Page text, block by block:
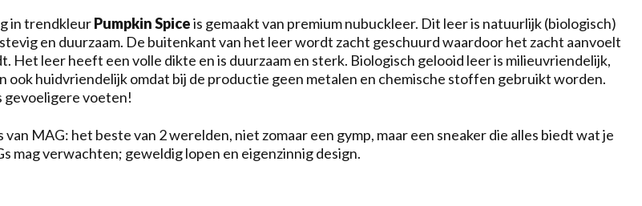
in trendkleurPumpkin Spiceis gemaakt van premium nubuckleer. Dit leer is natuurlijk (biologisch)
en duurzaam. De buitenkant van het leer wordt zacht geschuurd waardoor het zacht aanvoelt
Het leer heeft een volle dikte en is duurzaam en sterk. Biologisch gelooid leer is milieuvriendelijk,
ook huidvriendelijk omdat bij de productie geen metalen en chemische stoffen gebruikt worden.
gevoeligere voeten!
van MAG: het beste van 2 werelden, niet zomaar een gymp, maar een sneaker die alles biedt wat je
mag verwachten; geweldig lopen en eigenzinnig design.